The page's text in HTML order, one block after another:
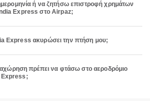
ή να ζητήσω επιστροφή χρημάτων
Express στο Airpaz;
Express ακυρώσει την πτήση μου;
πρέπει να φτάσω στο αεροδρόμιο
Express;